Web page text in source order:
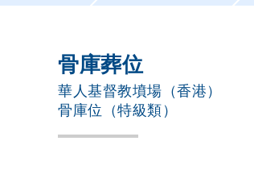
骨庫葬位
華人基督教墳場（香港）
骨庫位（特級類）